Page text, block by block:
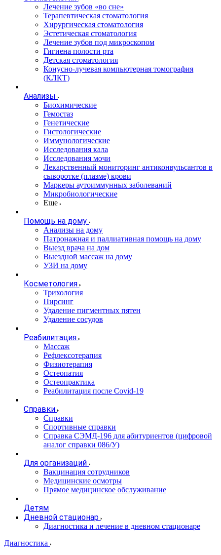
Лечение зубов «во сне»
Терапевтическая стоматология
Хирургическая стоматология
Эстетическая стоматология
Лечение зубов под микроскопом
Гигиена полости рта
Детская стоматология
Конусно-лучевая компьютерная томография
(КЛКТ)
Анализы
Биохимические
Гемостаз
Генетические
Гистологические
Иммунологические
Исследования кала
Исследования мочи
Лекарственный мониторинг антиконвульсантов в
сыворотке (плазме) крови
Маркеры аутоиммунных заболеваний
Микробиологические
Еще
Помощь на дому
Анализы на дому
Патронажная и паллиативная помощь на дому
Выезд врача на дом
Выездной массаж на дому
УЗИ на дому
Косметология
Трихология
Пирсинг
Удаление пигментных пятен
Удаление сосудов
Реабилитация
Массаж
Рефлексотерапия
Физиотерапия
Остеопатия
Остеопрактика
Реабилитация после Covid-19
Справки
Справки
Спортивные справки
Справка СЭМД‑196 для абитуриентов (цифровой
аналог справки 086/У)
Для организаций
Вакцинация сотрудников
Медицинские осмотры
Прямое медицинское обслуживание
Детям
Дневной стационар
Диагностика и лечение в дневном стационаре
Диагностика